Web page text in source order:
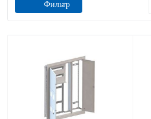
Фильтр